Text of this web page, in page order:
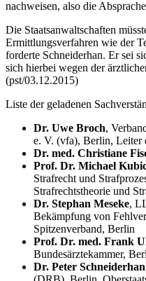
nachweisen, also die
Die Staatsanwaltschaften
Ermittlungsverfahren wie der
forderte Schneiderhan. Er sei
sich hierbei wegen der
(pst/03.12.2015)
Liste der geladenen
Dr. Uwe Broch,
e. V. (vfa), Berlin, Leiter
Dr. med. Christiane
Prof. Dr. Michael
Strafrecht und
Strafrechtstheorie und
Dr. Stephan Meseke,
Bekämpfung von
Spitzenverband, Berlin
Prof. Dr. med. Frank
Bundesärztekammer,
Dr. Peter Schneiderhan